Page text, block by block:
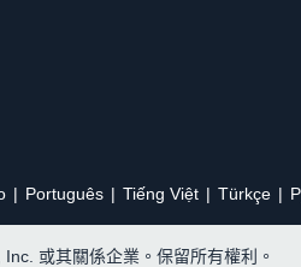
Português Tiếng Việt Türkçe
或其關係企業。保留所有權利。